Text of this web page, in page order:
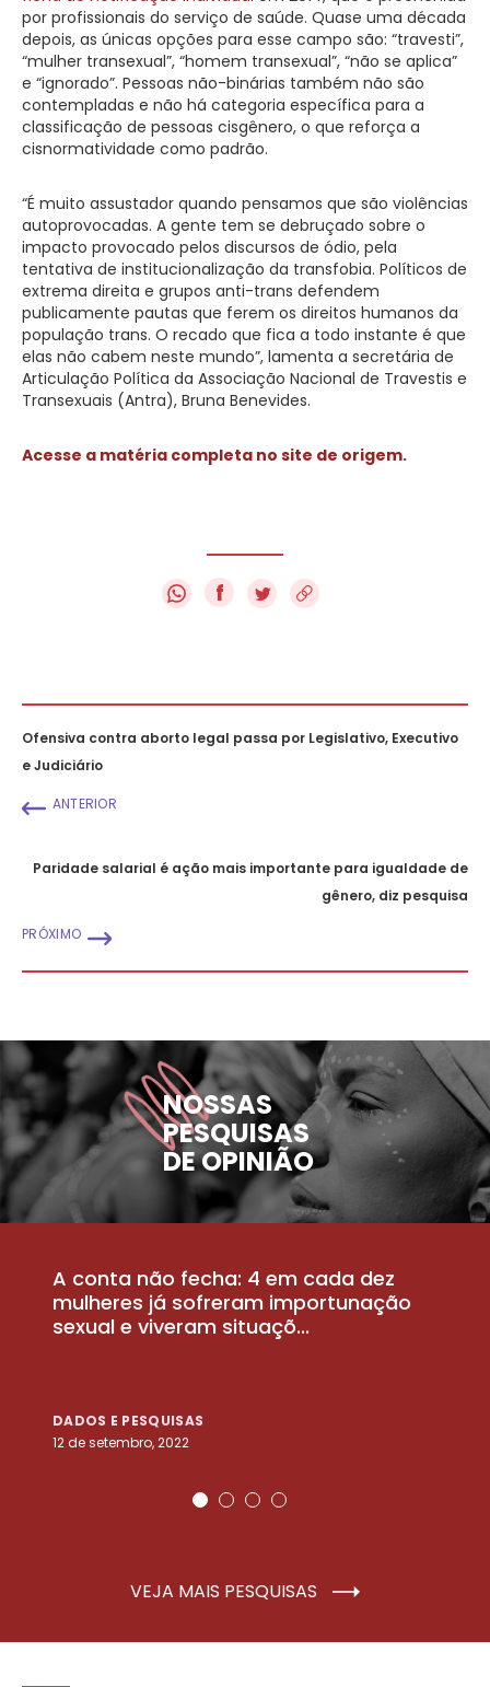
por profissionais do serviço de saúde. Quase uma década
depois, as únicas opções para esse campo são: “travesti”,
“mulher transexual”, “homem transexual”, “não se aplica”
e “ignorado”. Pessoas não-binárias também não são
contempladas e não há categoria específica para a
classificação de pessoas cisgênero, o que reforça a
cisnormatividade como padrão.
“É muito assustador quando pensamos que são violências
autoprovocadas. A gente tem se debruçado sobre o
impacto provocado pelos discursos de ódio, pela
tentativa de institucionalização da transfobia. Políticos de
extrema direita e grupos anti-trans defendem
publicamente pautas que ferem os direitos humanos da
população trans. O recado que fica a todo instante é que
elas não cabem neste mundo”, lamenta a secretária de
Articulação Política da Associação Nacional de Travestis e
Transexuais (Antra), Bruna Benevides.
Acesse a matéria completa no site de origem.
f
Ofensiva contra aborto legal passa por Legislativo, Executivo
e Judiciário
ANTERIOR
Paridade salarial é ação mais importante para igualdade de
gênero, diz pesquisa
PRÓXIMO
NOSSAS
PESQUISAS
DE OPINIÃO
A conta não fecha: 4 em cada dez
mulheres já sofreram importunação
sexual e viveram situaçõ...
DADOS E PESQUISAS
12 de setembro, 2022
VEJA MAIS PESQUISAS